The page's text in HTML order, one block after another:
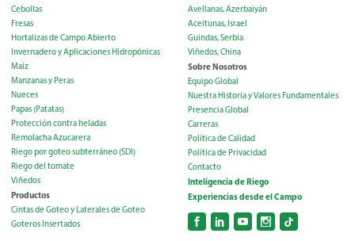
Cebollas
Fresas
Hortalizas de Campo Abierto
Invernadero y Aplicaciones Hidropónicas
Maíz
Manzanas y Peras
Nueces
Papas (Patatas)
Protección contra heladas
Remolacha Azucarera
Riego por goteo subterráneo (SDI)
Riego del tomate
Viñedos
Productos
Cintas de Goteo y Laterales de Goteo
Goteros Insertados
Avellanas, Azerbaiyán
Aceitunas, Israel
Guindas, Serbia
Viñedos, China
Sobre Nosotros
Equipo Global
Nuestra Historia y Valores Fundamentales
Presencia Global
Carreras
Política de Calidad
Política de Privacidad
Contacto
Inteligencia de Riego
Experiencias desde el Campo